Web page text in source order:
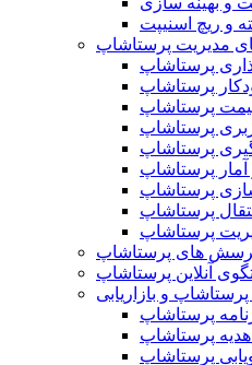
و ریچ اسنیپت
مدیریت پرستاشاپ
پرستاشاپ
پرستاشاپ
پرستاشاپ
پرستاشاپ
پرستاشاپ
پرستاشاپ
پرستاشاپ
پرستاشاپ
پرستاشاپ
های پرستاشاپ
آنلاین پرستاشاپ
پرستاشاپ و بازاریابی
پرستاشاپ
پرستاشاپ
پرستاشاپ